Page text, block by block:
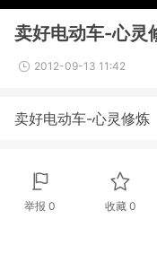
卖好电动车-心灵
2012-09-13 11:42
卖好电动车-心灵修炼
举报 0 收藏 0